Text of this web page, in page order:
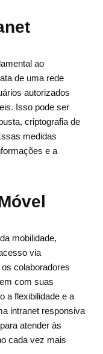
ao
de uma rede
autorizados
Isso pode ser
criptografia de
medidas
e a
mobilidade,
via
colaboradores
com suas
a flexibilidade e a
intranet responsiva
atender às
cada vez mais